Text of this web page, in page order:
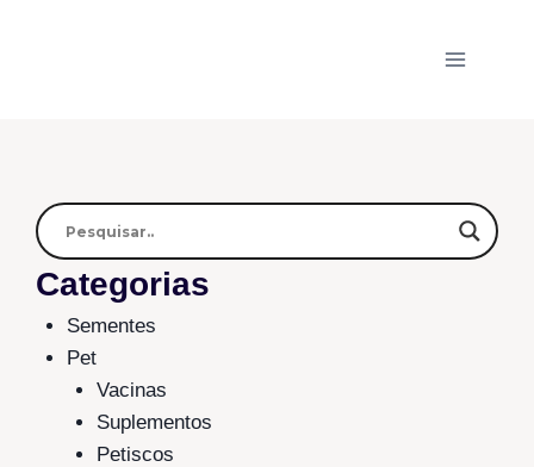
Categorias
Sementes
Pet
Vacinas
Suplementos
Petiscos